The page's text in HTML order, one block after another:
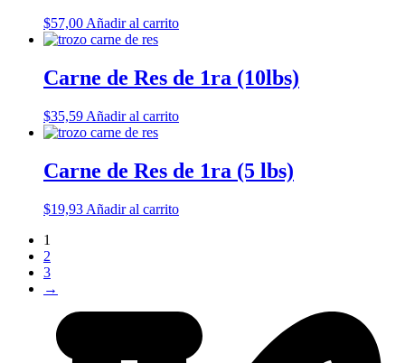
$57,00 Añadir al carrito
Carne de Res de 1ra (10lbs)
$35,59 Añadir al carrito
Carne de Res de 1ra (5 lbs)
$19,93 Añadir al carrito
1
2
3
→